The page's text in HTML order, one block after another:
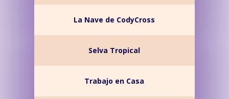
La Nave de CodyCross
Selva Tropical
Trabajo en Casa